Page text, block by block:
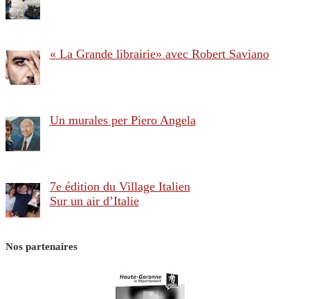
« La Grande librairie» avec Robert Saviano
Un murales per Piero Angela
7e édition du Village Italien
Sur un air d’Italie
Nos partenaires